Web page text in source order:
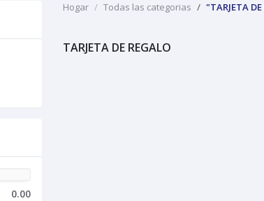
0.00
Hogar Todas las categorias "TARJETA
TARJETA DE REGALO